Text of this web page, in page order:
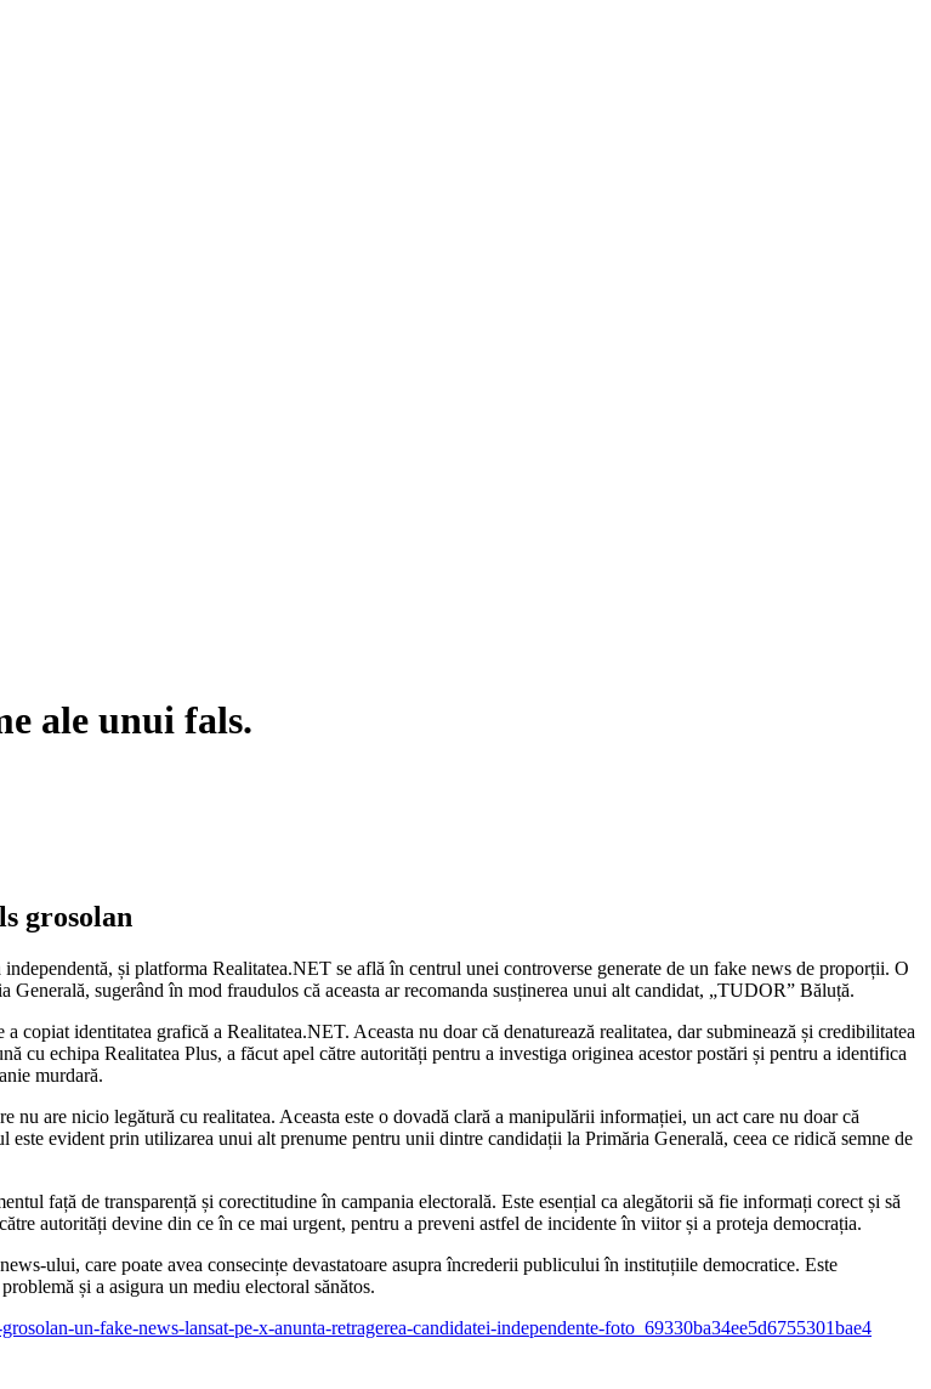
ale unui fals.
grosolan
și platforma Realitatea.NET se află în centrul unei controverse generate de un fake news de proporții. O
sugerând în mod fraudulos că aceasta ar recomanda susținerea unui alt candidat, „TUDOR” Băluță.
copiat identitatea grafică a Realitatea.NET. Aceasta nu doar că denaturează realitatea, dar subminează și credibilitatea
echipa Realitatea Plus, a făcut apel către autorități pentru a investiga originea acestor postări și pentru a identifica
murdară.
are nicio legătură cu realitatea. Aceasta este o dovadă clară a manipulării informației, un act care nu doar că
evident prin utilizarea unui alt prenume pentru unii dintre candidații la Primăria Generală, ceea ce ridică semne de
față de transparență și corectitudine în campania electorală. Este esențial ca alegătorii să fie informați corect și să
autorități devine din ce în ce mai urgent, pentru a preveni astfel de incidente în viitor și a proteja democrația.
ului, care poate avea consecințe devastatoare asupra încrederii publicului în instituțiile democratice. Este
și a asigura un mediu electoral sănătos.
un-fake-news-lansat-pe-x-anunta-retragerea-candidatei-independente-foto_69330ba34ee5d6755301bae4